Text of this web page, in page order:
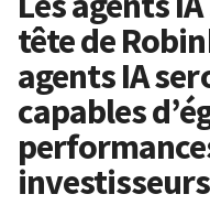
tête de
agents IA
capables